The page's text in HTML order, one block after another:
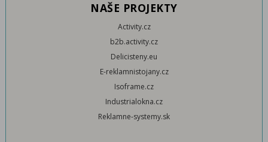
NAŠE PROJEKTY
Activity.cz
b2b.activity.cz
Delicisteny.eu
E-reklamnistojany.cz
Isoframe.cz
Industrialokna.cz
Reklamne-systemy.sk